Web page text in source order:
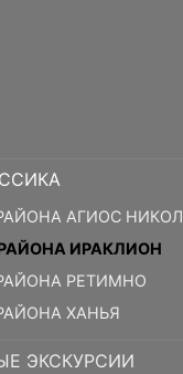
АГИОС
ИРАКЛИОН
РЕТИМНО
ХАНЬЯ
ЭКСКУРСИИ